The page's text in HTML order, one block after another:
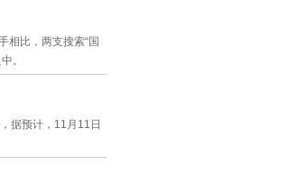
相比，两支搜索“国
。
据预计，11月11日